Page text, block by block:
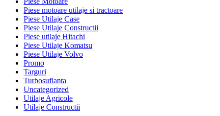
Piese motoare utilaje si tractoare
Piese Utilaje Case
Piese Utilaje Constructii
Piese utilaje Hitachi
Piese Utilaje Komatsu
Piese Utilaje Volvo
Promo
Targuri
Turbosuflanta
Uncategorized
Utilaje Agricole
Utilaje Constructii